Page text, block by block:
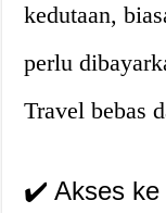
kedutaan,
perlu
Travel bebas
✔️ Akses ke